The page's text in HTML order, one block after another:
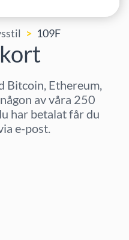
109F
Bitcoin, Ethereum,
av våra 250
har betalat får du
e-post.